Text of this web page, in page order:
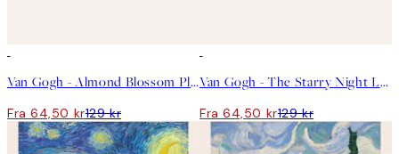
Van Gogh - Almond Blossom Plakat
Fra 64,50 kr129 kr
Van Gogh - The Starry Night Landscape Plakat
Fra 64,50 kr129 kr